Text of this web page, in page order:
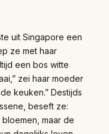
uit Singapore een
ze met haar
een bos witte
zei haar moeder
keuken.” Destijds
beseft ze:
maar de